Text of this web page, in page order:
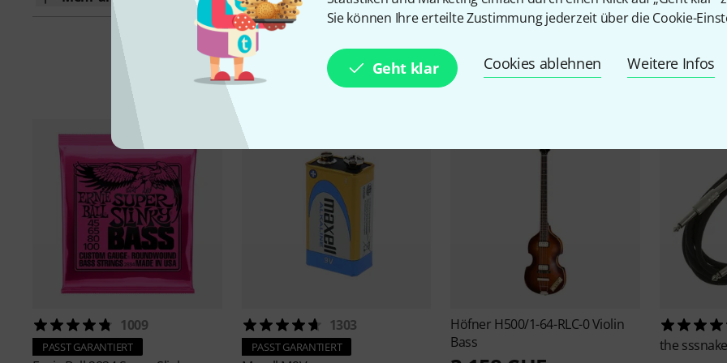
Sie können Ihre erteilte Zustimmung jederzeit über die Cookie-
Geht klar Cookies ablehnen Weitere Infos
Zubehör & passende Artikel
1009
PASST GARANTIERT
1303
PASST GARANTIERT
Höfner H500/1-64-RLC-0 Violin
Bass
the sssnake